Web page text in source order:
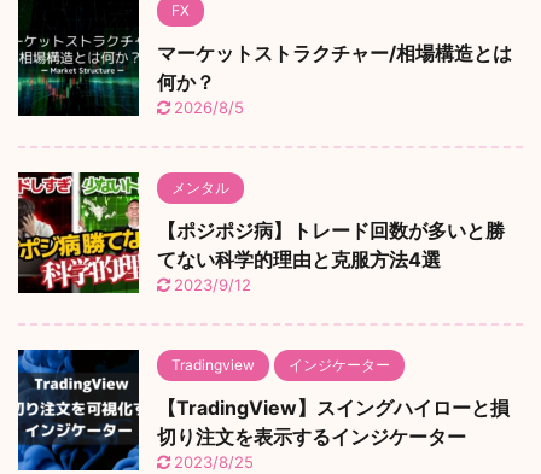
FX
マーケットストラクチャー/相場構造とは
何か？
2026/8/5
メンタル
【ポジポジ病】トレード回数が多いと勝
てない科学的理由と克服方法4選
2023/9/12
Tradingview インジケーター
【TradingView】スイングハイローと損
切り注文を表示するインジケーター
2023/8/25